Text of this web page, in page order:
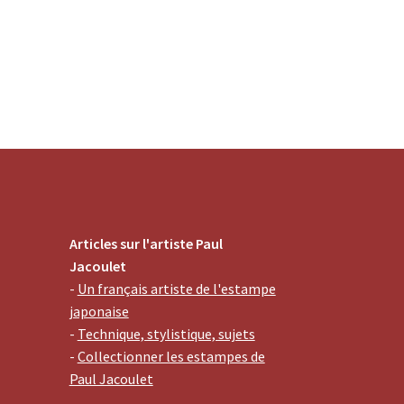
Articles sur l'artiste Paul
Jacoulet
- Un français artiste de l'estampe
japonaise
- Technique, stylistique, sujets
- Collectionner les estampes de
Paul Jacoulet